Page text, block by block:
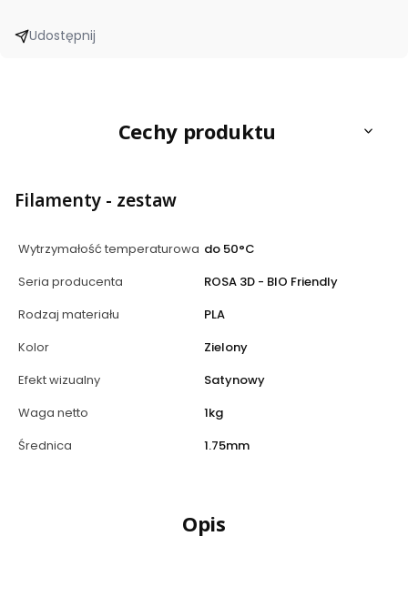
Udostępnij
Cechy produktu
Filamenty - zestaw
Wytrzymałość temperaturowa do 50°C
Seria producenta
ROSA 3D - BIO Friendly
Rodzaj materiału
PLA
Kolor
Zielony
Efekt wizualny
Satynowy
Waga netto
1kg
Średnica
1.75mm
Opis